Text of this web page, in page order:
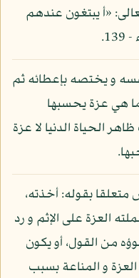
- 8، و قال تعالى: «أ يبتغون عندهم
و يختصه بإعطائه ثم
هي عزة يحسبها
الحياة الدنيا لا عزة
بقوله: أخذته،
العزة على الإثم و رد
من القول، أو يكون
و المناعة بسبب